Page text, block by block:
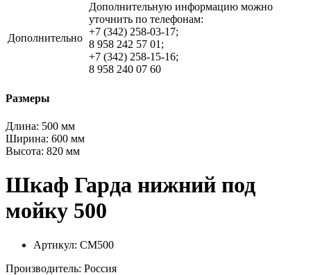
Дополнительно
Дополнительную информацию можно
уточнить по телефонам:
+7 (342) 258-03-17;
8 958 242 57 01;
+7 (342) 258-15-16;
8 958 240 07 60
Размеры
Длина: 500 мм
Ширина: 600 мм
Высота: 820 мм
Шкаф Гарда нижний под
мойку 500
Артикул: СМ500
Производитель: Россия